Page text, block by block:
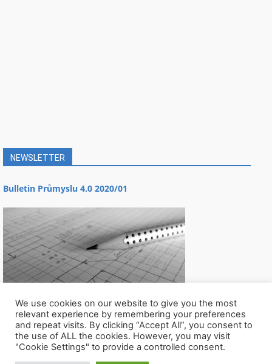
NEWSLETTER
Bulletin Průmyslu 4.0 2020/01
We use cookies on our website to give you the most
relevant experience by remembering your preferences
and repeat visits. By clicking “Accept All”, you consent to
the use of ALL the cookies. However, you may visit
"Cookie Settings" to provide a controlled consent.